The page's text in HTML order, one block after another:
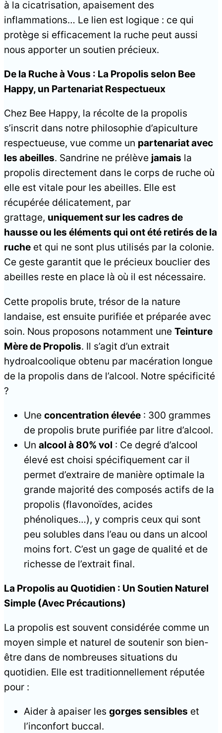
à la cicatrisation, apaisement des
inflammations… Le lien est logique : ce qui
protège si efficacement la ruche peut aussi
nous apporter un soutien précieux.
De la Ruche à Vous : La Propolis selon Bee
Happy, un Partenariat Respectueux
Chez Bee Happy, la récolte de la propolis
s’inscrit dans notre philosophie d’apiculture
respectueuse, vue comme un partenariat avec
les abeilles. Sandrine ne prélève jamais la
propolis directement dans le corps de ruche où
elle est vitale pour les abeilles. Elle est
récupérée délicatement, par
grattage, uniquement sur les cadres de
hausse ou les éléments qui ont été retirés de la
ruche et qui ne sont plus utilisés par la colonie.
Ce geste garantit que le précieux bouclier des
abeilles reste en place là où il est nécessaire.
Cette propolis brute, trésor de la nature
landaise, est ensuite purifiée et préparée avec
soin. Nous proposons notamment une Teinture
Mère de Propolis. Il s’agit d’un extrait
hydroalcoolique obtenu par macération longue
de la propolis dans de l’alcool. Notre spécificité
?
Une concentration élevée : 300 grammes
de propolis brute purifiée par litre d’alcool.
Un alcool à 80% vol : Ce degré d’alcool
élevé est choisi spécifiquement car il
permet d’extraire de manière optimale la
grande majorité des composés actifs de la
propolis (flavonoïdes, acides
phénoliques…), y compris ceux qui sont
peu solubles dans l’eau ou dans un alcool
moins fort. C’est un gage de qualité et de
richesse de l’extrait final.
La Propolis au Quotidien : Un Soutien Naturel
Simple (Avec Précautions)
La propolis est souvent considérée comme un
moyen simple et naturel de soutenir son bien-
être dans de nombreuses situations du
quotidien. Elle est traditionnellement réputée
pour :
Aider à apaiser les gorges sensibles et
l’inconfort buccal.